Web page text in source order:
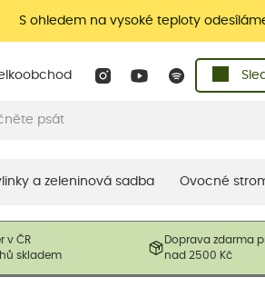
S ohledem na vysoké teploty
a zeleninová sadba Ovocné
v ČR
skladem
Doprava zdarma
nad 2500 Kč
prodávané produkty. V závislosti na
Rostliny mohou být také sestřiženy níže,